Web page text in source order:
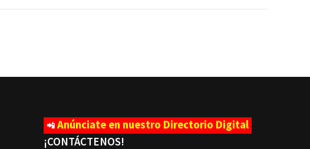
📲 Anúnciate en nuestro Directorio Digital
¡CONTÁCTENOS!